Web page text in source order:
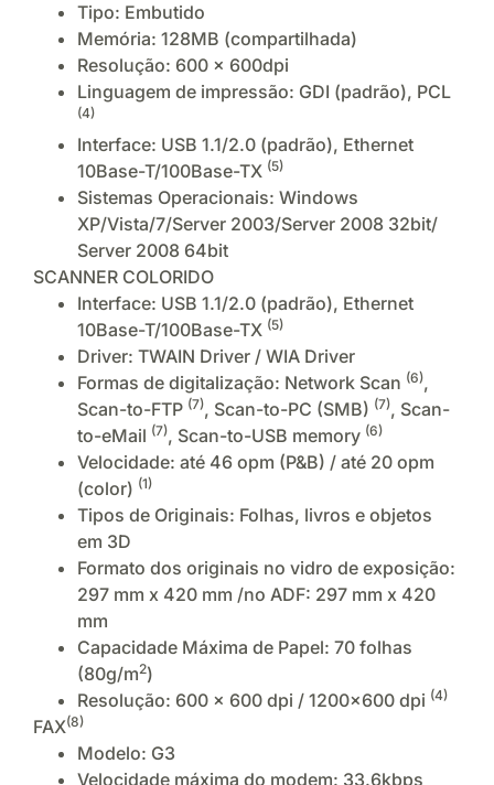
Tipo: Embutido
Memória: 128MB (compartilhada)
Resolução: 600 x 600dpi
Linguagem de impressão: GDI (padrão), PCL
(4)
Interface: USB 1.1/2.0 (padrão), Ethernet
10Base-T/100Base-TX (5)
Sistemas Operacionais: Windows
XP/Vista/7/Server 2003/Server 2008 32bit/
Server 2008 64bit
SCANNER COLORIDO
Interface: USB 1.1/2.0 (padrão), Ethernet
10Base-T/100Base-TX (5)
Driver: TWAIN Driver / WIA Driver
Formas de digitalização: Network Scan (6),
Scan-to-FTP (7), Scan-to-PC (SMB) (7), Scan-
to-eMail (7), Scan-to-USB memory (6)
Velocidade: até 46 opm (P&B) / até 20 opm
(color) (1)
Tipos de Originais: Folhas, livros e objetos
em 3D
Formato dos originais no vidro de exposição:
297 mm x 420 mm /no ADF: 297 mm x 420
mm
Capacidade Máxima de Papel: 70 folhas
(80g/m2)
Resolução: 600 x 600 dpi / 1200×600 dpi (4)
FAX(8)
Modelo: G3
Velocidade máxima do modem: 33.6kbps